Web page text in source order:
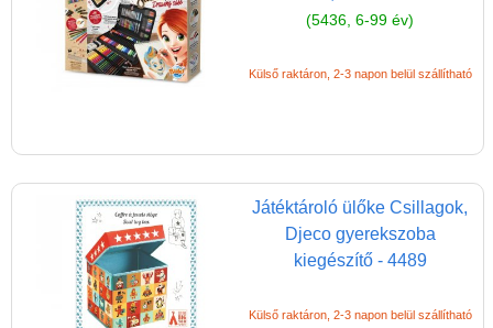
(5436, 6-99 év)
Külső raktáron, 2-3 napon belül szállítható
Játéktároló ülőke Csillagok,
Djeco gyerekszoba
kiegészítő - 4489
Külső raktáron, 2-3 napon belül szállítható